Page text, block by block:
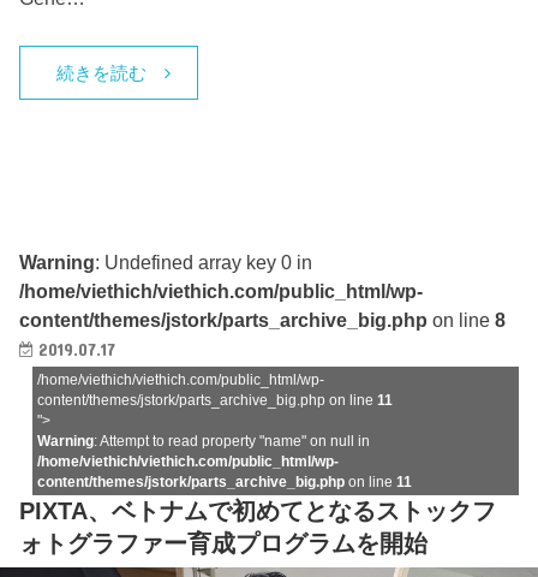
続きを読む
Warning: Undefined array key 0 in
/home/viethich/viethich.com/public_html/wp-
content/themes/jstork/parts_archive_big.php on line8
2019.07.17
/home/viethich/viethich.com/public_html/wp-
content/themes/jstork/parts_archive_big.php on line11
">
Warning: Attempt to read property "name" on null in
/home/viethich/viethich.com/public_html/wp-
content/themes/jstork/parts_archive_big.php on line11
PIXTA、ベトナムで初めてとなるストックフ
ォトグラファー育成プログラムを開始